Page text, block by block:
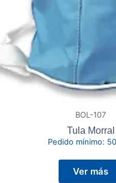
BOL-107
Tula Morral
Pedido mínimo:
Ver más